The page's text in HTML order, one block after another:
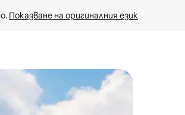
Показване на оригиналния език